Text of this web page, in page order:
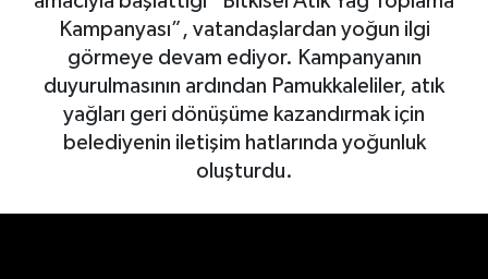
Kampanyası”, vatandaşlardan yoğun ilgi
görmeye devam ediyor. Kampanyanın
duyurulmasının ardından Pamukkaleliler, atık
yağları geri dönüşüme kazandırmak için
belediyenin iletişim hatlarında yoğunluk
oluşturdu.